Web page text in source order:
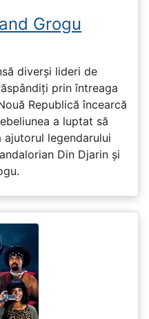
Grogu
diverși lideri de
prin întreaga
Republică încearcă
a luptat să
ajutorul legendarului
Din Djarin și